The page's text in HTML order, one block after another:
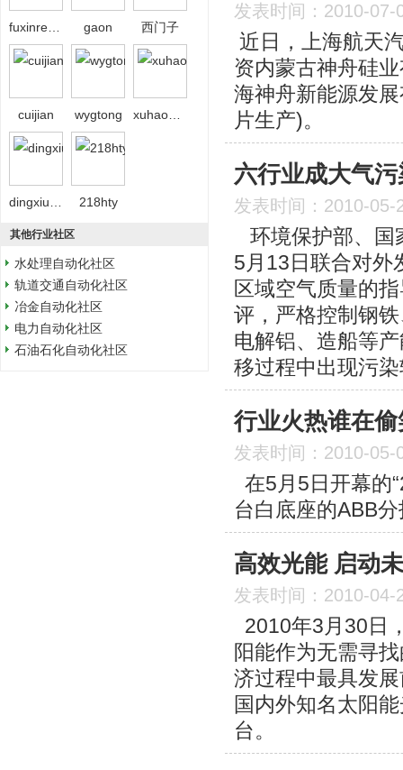
gaon 西门子
cuijian wygtong
218hty
其他行业社区
水处理自动化社区
轨道交通自动化社区
冶金自动化社区
电力自动化社区
石油石化自动化社区
发表时间：2010-07-
近日，上海航天
资内蒙古神舟硅
海神舟新能源发
片生产)。
六行业成大气
发表时间：2010-05-
环境保护部、国
5月13日联合对外
区域空气质量的
评，严格控制钢
电解铝、造船等
移过程中出现污
行业火热谁在
发表时间：2010-05-
在5月5日开幕的
台白底座的ABB
高效光能 启动
发表时间：2010-04-
2010年3月30日
阳能作为无需寻
济过程中最具发
国内外知名太阳
台。